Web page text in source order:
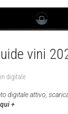
vini
in digitale
digitale attivo,
qui +